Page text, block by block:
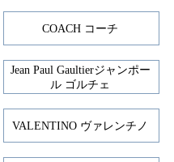
COACH コーチ
Jean Paul Gaultierジャンポー
ル ゴルチェ
VALENTINO ヴァレンチノ